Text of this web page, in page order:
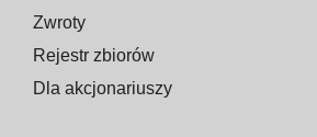
Zwroty
Rejestr zbiorów
Dla akcjonariuszy